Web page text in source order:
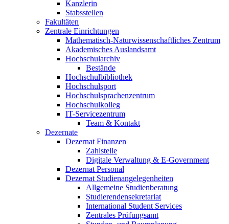
Kanzlerin
Stabsstellen
Fakultäten
Zentrale Einrichtungen
Mathematisch-Naturwissenschaftliches Zentrum
Akademisches Auslandsamt
Hochschularchiv
Bestände
Hochschulbibliothek
Hochschulsport
Hochschulsprachenzentrum
Hochschulkolleg
IT-Servicezentrum
Team & Kontakt
Dezernate
Dezernat Finanzen
Zahlstelle
Digitale Verwaltung & E-Government
Dezernat Personal
Dezernat Studienangelegenheiten
Allgemeine Studienberatung
Studierendensekretariat
International Student Services
Zentrales Prüfungsamt